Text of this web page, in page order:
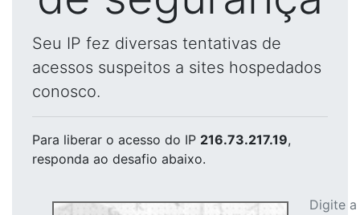
Seu IP fez diversas tentativas de
acessos suspeitos a sites hospedados
conosco.
Para liberar o acesso do IP 216.73.217.19,
responda ao desafio abaixo.
Digite